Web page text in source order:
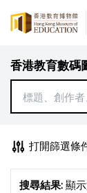
香港教育數碼
打開篩選條
搜尋結果:顯示